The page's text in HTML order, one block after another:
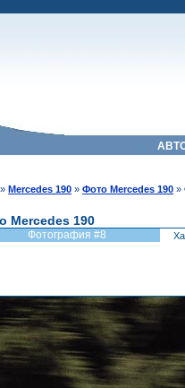
Mercedes 190 »Фото Mercedes 190 »
Mercedes 190
Фотография #8